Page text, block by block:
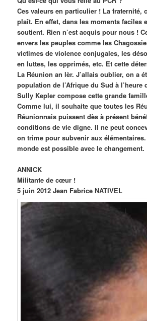
Ces valeurs en particulier ! La fraternité,
plaît. En effet, dans les moments faciles
soutient. Rien n’est acquis pour nous !
envers les peuples comme les
victimes de violence conjugales, les
en luttes, les opprimés, etc. Et cette
La Réunion an lèr. J’allais oublier, on a
population de l’Afrique du Sud à l’heure
Sully Kepler compose cette grande
Comme lui, il souhaite que toutes les
Réunionnais puissent dès à présent
conditions de vie digne. Il ne peut
on trime pour subvenir aux
monde est possible avec le changement.
ANNICK
Militante de cœur !
5 juin 2012 Jean Fabrice NATIVEL